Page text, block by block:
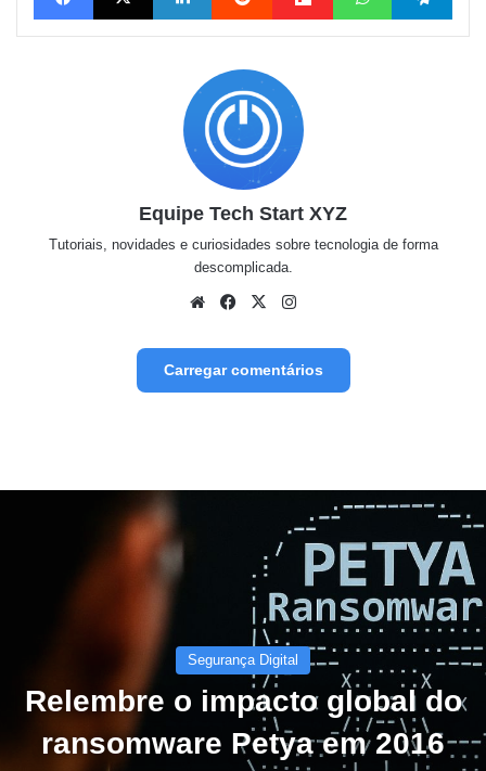
Equipe Tech Start XYZ
Tutoriais, novidades e curiosidades sobre tecnologia de forma
descomplicada.
WebsiteFacebook
X
Carregar comentários